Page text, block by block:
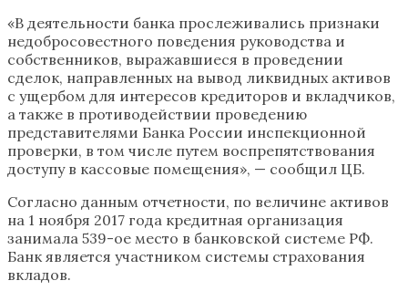
«В деятельности банка прослеживались признаки
недобросовестного поведения руководства и
собственников, выражавшиеся в проведении
сделок, направленных на вывод ликвидных активов
с ущербом для интересов кредиторов и вкладчиков,
а также в противодействии проведению
представителями Банка России инспекционной
проверки, в том числе путем воспрепятствования
доступу в кассовые помещения», — сообщил ЦБ.
Согласно данным отчетности, по величине активов
на 1 ноября 2017 года кредитная организация
занимала 539-ое место в банковской системе РФ.
Банк является участником системы страхования
вкладов.